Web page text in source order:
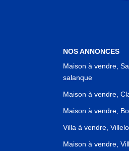
NOS ANNONCES
Maison à vendre,
salanque
Maison à vendre,
Maison à vendre,
Villa à vendre,
Maison à vendre,